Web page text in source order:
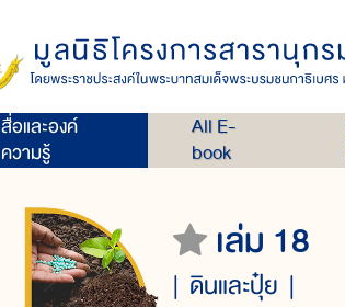
สื่อและองค์
ความรู้
All E-
book
เล่ม 18
ดินและปุ๋ย